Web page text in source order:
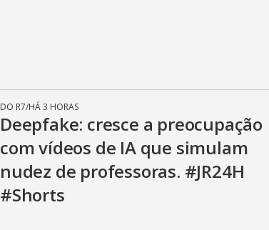
DO R7/HÁ 3 HORAS
Deepfake: cresce a preocupação
com vídeos de IA que simulam
nudez de professoras. #JR24H
#Shorts